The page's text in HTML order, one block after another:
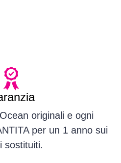
originali e ogni
per un 1 anno sui
sostituiti.